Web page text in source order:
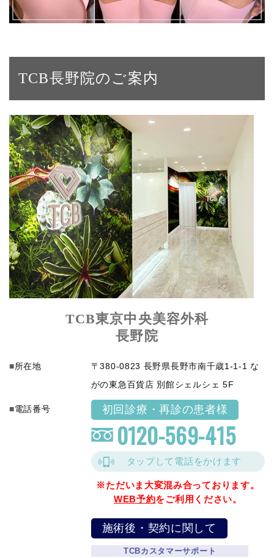
TCB長野院のご案内
TCB東京中央美容外科
長野院
所在地
〒380-0823 長野県長野市南千歳1-1-1 な
がの東急百貨店 別館シェルシェ 5F
電話番号 初回診療・再診の患者様
0120-569-415
タップして電話をかけます
※ただいま大変混み合っております。
WEB予約をご利用ください。
施術後・契約に関して
TCBカスタマーサポート